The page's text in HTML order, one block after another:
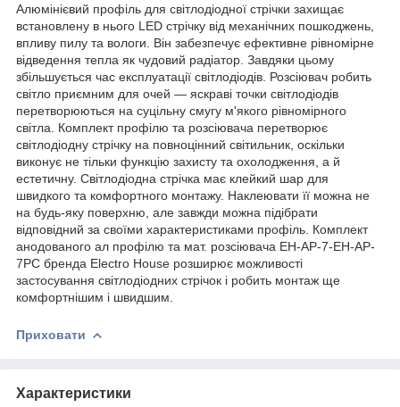
Алюмінієвий профіль для світлодіодної стрічки захищає
встановлену в нього LED стрічку від механічних пошкоджень,
впливу пилу та вологи. Він забезпечує ефективне рівномірне
відведення тепла як чудовий радіатор. Завдяки цьому
збільшується час експлуатації світлодіодів. Розсіювач робить
світло приємним для очей — яскраві точки світлодіодів
перетворюються на суцільну смугу м'якого рівномірного
світла. Комплект профілю та розсіювача перетворює
світлодіодну стрічку на повноцінний світильник, оскільки
виконує не тільки функцію захисту та охолодження, а й
естетичну. Світлодіодна стрічка має клейкий шар для
швидкого та комфортного монтажу. Наклеювати її можна не
на будь-яку поверхню, але завжди можна підібрати
відповідний за своїми характеристиками профіль. Комплект
анодованого ал профілю та мат. розсіювача EH-AP-7-EH-AP-
7PC бренда Electro House розширює можливості
застосування світлодіодних стрічок і робить монтаж ще
комфортнішим і швидшим.
Приховати
Характеристики